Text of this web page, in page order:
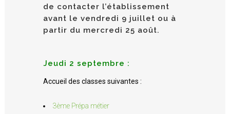
de contacter l’établissement
avant le vendredi 9 juillet ou à
partir du mercredi 25 août.
Jeudi 2 septembre :
Accueil des classes suivantes :
3ème Prépa métier